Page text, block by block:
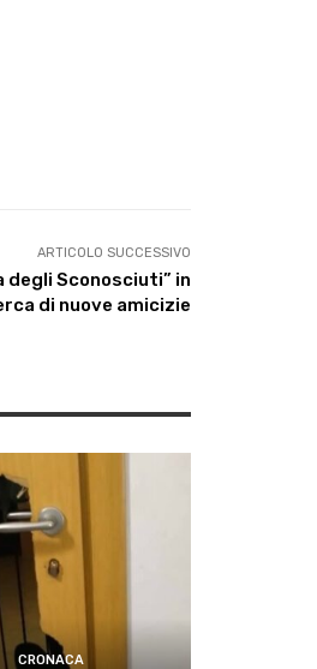
ARTICOLO SUCCESSIVO
degli Sconosciuti” in
di nuove amicizie
CRONACA